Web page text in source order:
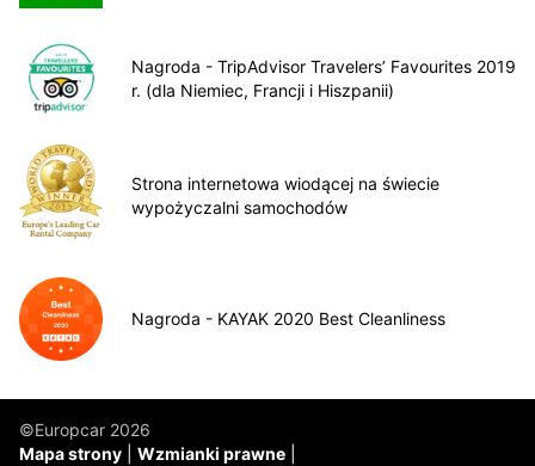
Nagroda - TripAdvisor Travelers’ Favourites 2019
r. (dla Niemiec, Francji i Hiszpanii)
Strona internetowa wiodącej na świecie
wypożyczalni samochodów
Nagroda - KAYAK 2020 Best Cleanliness
©Europcar 2026
Mapa strony
Wzmianki prawne